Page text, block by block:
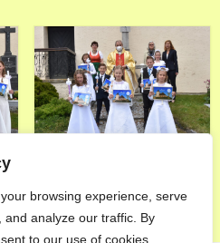
browsing experience, serve
analyze our traffic. By
to our use of cookies.